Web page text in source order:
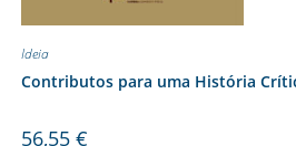
Ideia
Contributos para uma História
56,55 €